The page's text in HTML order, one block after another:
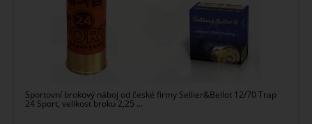
Sportovní brokový náboj od české firmy Sellier&Bellot 12/70 Trap
24 Sport, velikost broku 2,25 ...